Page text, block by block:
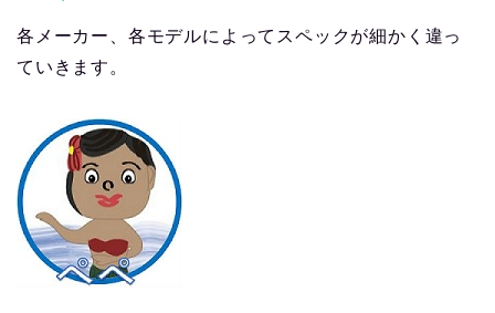
各メーカー、各モデルによってスペックが細かく違っ
ていきます。